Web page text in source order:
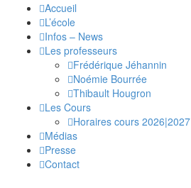
Accueil
L’école
Infos – News
Les professeurs
Frédérique Jéhannin
Noémie Bourrée
Thibault Hougron
Les Cours
Horaires cours 2026|2027
Médias
Presse
Contact